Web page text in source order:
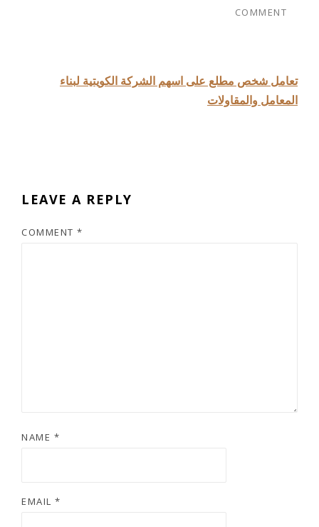
COMMENT
تعامل شخص مطلع على اسهم الشركة الكويتية لبناء
المعامل والمقاولات
LEAVE A REPLY
COMMENT *
NAME *
EMAIL *